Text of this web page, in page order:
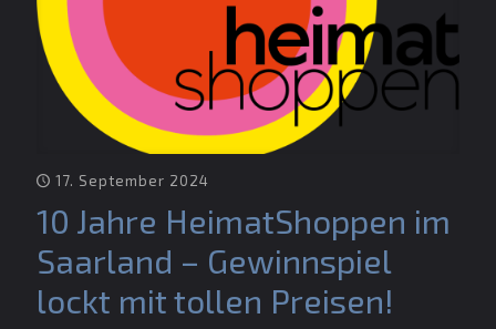
17. September 2024
10 Jahre HeimatShoppen im
Saarland – Gewinnspiel
lockt mit tollen Preisen!